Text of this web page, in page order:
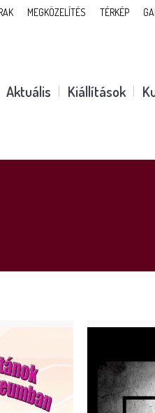
MEGKÖZELÍTÉS TÉRKÉP
Aktuális Kiállítások